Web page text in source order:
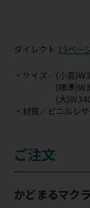
ダイレクト 13ペー
・サイズ／(小高
(標準
(大
・材質／ビニルレ
ご注文
かどまるマクラ